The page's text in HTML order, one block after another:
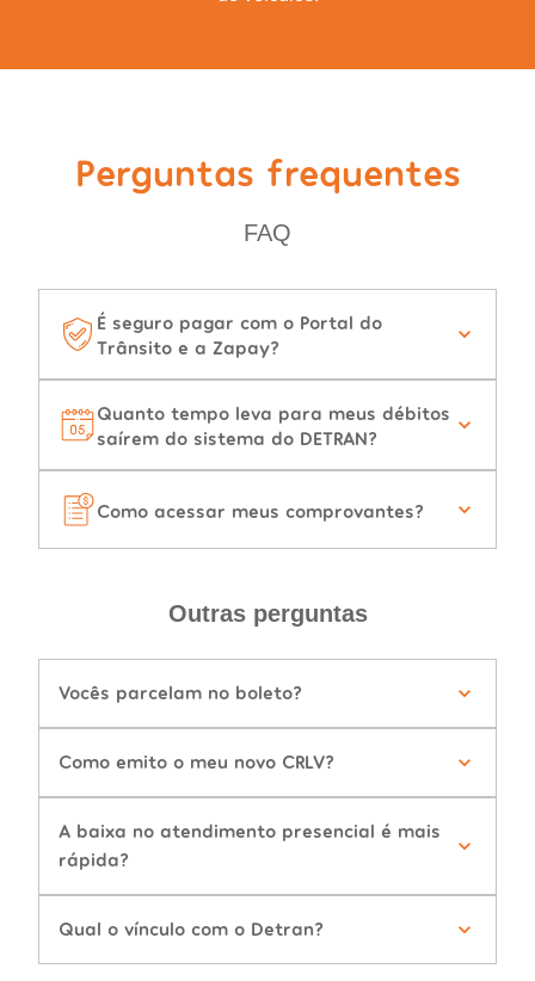
Perguntas frequentes
FAQ
É seguro pagar com o Portal do
Trânsito e a Zapay?
Quanto tempo leva para meus débitos
saírem do sistema do DETRAN?
Como acessar meus comprovantes?
Outras perguntas
Vocês parcelam no boleto?
Como emito o meu novo CRLV?
A baixa no atendimento presencial é mais
rápida?
Qual o vínculo com o Detran?